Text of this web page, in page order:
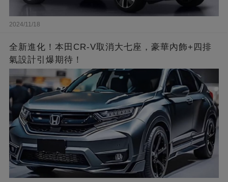
2024/11/18
全新進化！本田CR-V取消大七座，豪華內飾+四排
氣設計引爆期待！